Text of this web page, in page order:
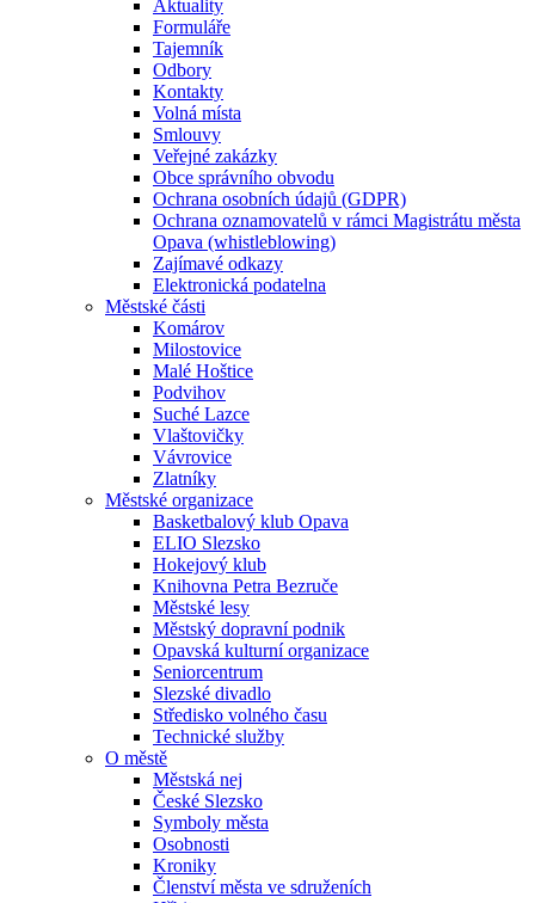
Aktuality
Formuláře
Tajemník
Odbory
Kontakty
Volná místa
Smlouvy
Veřejné zakázky
Obce správního obvodu
Ochrana osobních údajů (GDPR)
Ochrana oznamovatelů v rámci Magistrátu města
Opava (whistleblowing)
Zajímavé odkazy
Elektronická podatelna
Městské části
Komárov
Milostovice
Malé Hoštice
Podvihov
Suché Lazce
Vlaštovičky
Vávrovice
Zlatníky
Městské organizace
Basketbalový klub Opava
ELIO Slezsko
Hokejový klub
Knihovna Petra Bezruče
Městské lesy
Městský dopravní podnik
Opavská kulturní organizace
Seniorcentrum
Slezské divadlo
Středisko volného času
Technické služby
O městě
Městská nej
České Slezsko
Symboly města
Osobnosti
Kroniky
Členství města ve sdruženích